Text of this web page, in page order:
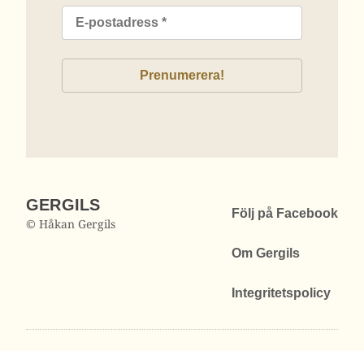
GERGILS
© Håkan Gergils
Följ på Facebook
Om Gergils
Integritetspolicy